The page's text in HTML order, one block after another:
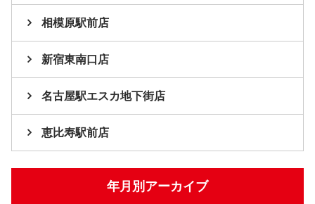
相模原駅前店
新宿東南口店
名古屋駅エスカ地下街店
恵比寿駅前店
年月別アーカイブ